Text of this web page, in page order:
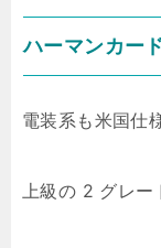
ハーマンカー
電装系も米国仕
上級の 2 グレー